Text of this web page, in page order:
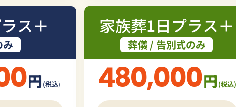
ス＋
み
円 (税込)
家族葬1日プラス＋
葬儀 / 告別式のみ
480,000円 (税込)